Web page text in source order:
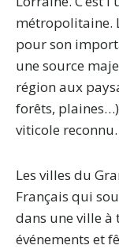
métropolitaine.
pour son
une source
région aux
forêts,
viticole reconnu.
Les villes du
Français qui
dans une ville
événements et